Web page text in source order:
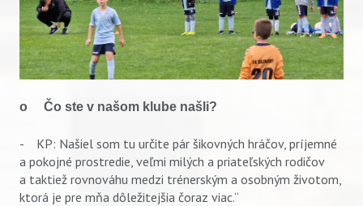
o Čo ste v našom klube našli?
- KP: Našiel som tu určite pár šikovných hráčov, príjemné
a pokojné prostredie, veľmi milých a priateľských rodičov
a taktiež rovnováhu medzi trénerským a osobným životom,
ktorá je pre mňa dôležitejšia čoraz viac.“